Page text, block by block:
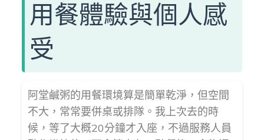
用餐體驗與個人感
受
阿堂鹹粥的用餐環境算是簡單乾淨，但空間
不大，常常要併桌或排隊。我上次去的時
候，等了大概20分鐘才入座，不過服務人員